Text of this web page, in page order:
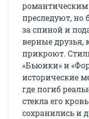
романтическим
преследуют, но
за спиной и
верные друзья,
прикроют.
«Бьюики» и
исторические
где погиб
стекла его
сохранились и